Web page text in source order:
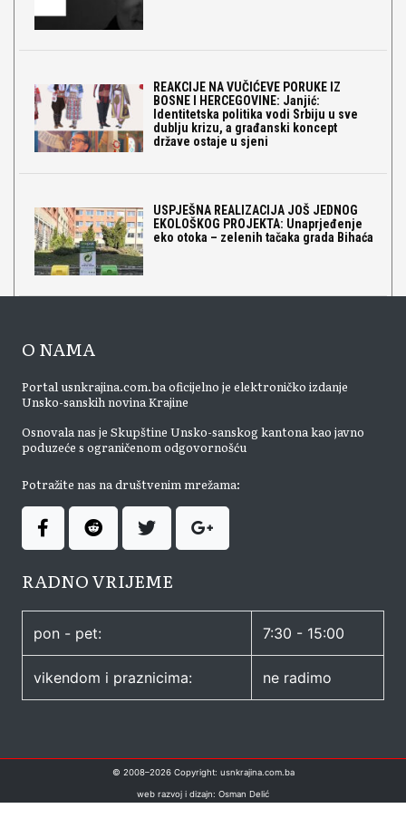
REAKCIJE NA VUČIĆEVE PORUKE IZ
BOSNE I HERCEGOVINE: Janjić:
Identitetska politika vodi Srbiju u sve
dublju krizu, a građanski koncept
države ostaje u sjeni
USPJEŠNA REALIZACIJA JOŠ JEDNOG
EKOLOŠKOG PROJEKTA: Unaprjeđenje
eko otoka – zelenih tačaka grada Bihaća
O NAMA
Portal usnkrajina.com.ba oficijelno je elektroničko izdanje
Unsko-sanskih novina Krajine
Osnovala nas je Skupštine Unsko-sanskog kantona kao javno
poduzeće s ograničenom odgovornošću
Potražite nas na društvenim mrežama:
RADNO VRIJEME
pon - pet: 7:30 - 15:00
vikendom i praznicima: ne radimo
© 2008–2026Copyright: usnkrajina.com.ba
web razvoj i dizajn: Osman Delić